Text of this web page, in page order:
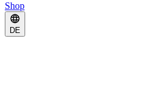
Shop
DE